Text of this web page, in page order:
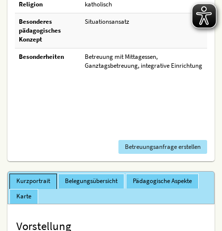
Religion katholisch
Besonderes
pädagogisches
Konzept
Situationsansatz
Besonderheiten
Betreuung mit Mittagessen,
Ganztagsbetreuung, integrative Einrichtung
Betreuungsanfrage erstellen
Kurzportrait Belegungsübersicht
Pädagogische Aspekte
Karte
Vorstellung